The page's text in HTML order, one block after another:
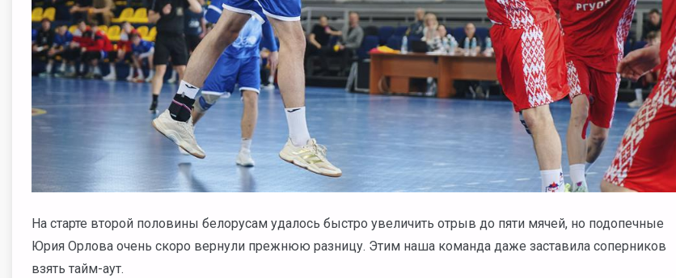
На старте второй половины белорусам удалось быстро увеличить отрыв до пяти мячей, но подопечные
Юрия Орлова очень скоро вернули прежнюю разницу. Этим наша команда даже заставила соперников
взять тайм-аут.